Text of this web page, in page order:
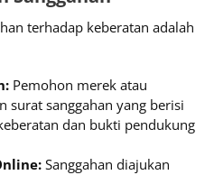
terhadap keberatan adalah
Pemohon merek atau
surat sanggahan yang berisi
dan bukti pendukung
Sanggahan diajukan